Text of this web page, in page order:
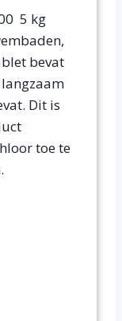
5 kg
bevat
Dit is
toe te